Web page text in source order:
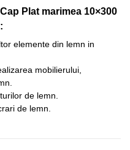
Plat marimea 10×300
elemente din lemn in
mobilierului,
de lemn.
de lemn.